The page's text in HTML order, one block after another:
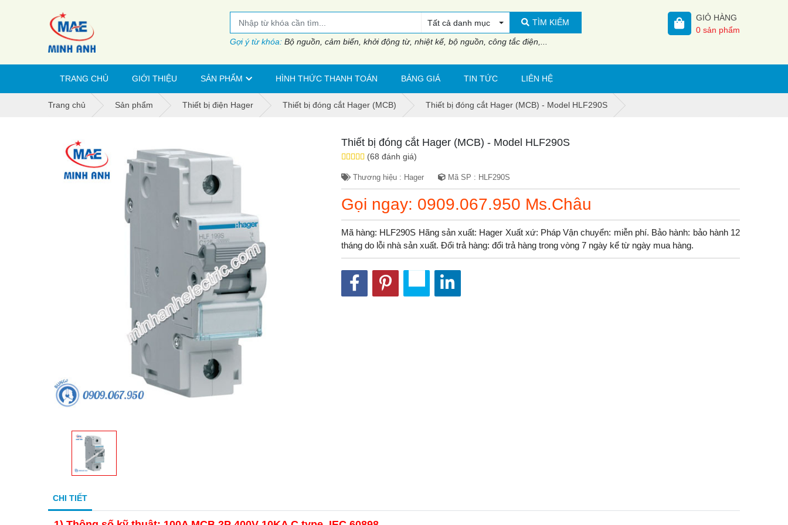
Tất cả danh mục TÌM KIẾM
Gợi ý từ khóa: Bộ nguồn, cảm biến, khởi động từ, nhiệt kế, bộ nguồn, công tắc điện,...
GIỎ HÀNG
0 sản phẩm
TRANG CHỦ GIỚI THIỆU SẢN PHẨM HÌNH THỨC THANH TOÁN BẢNG GIÁ TIN TỨC LIÊN HỆ
Trang chủ Sản phẩm Thiết bị điện Hager Thiết bị đóng cắt Hager (MCB) Thiết bị đóng cắt Hager (MCB) - Model HLF290S
Thiết bị đóng cắt Hager (MCB) - Model HLF290S
(68 đánh giá)
Thương hiệu : Hager Mã SP : HLF290S
Gọi ngay: 0909.067.950 Ms.Châu
Mã hàng: HLF290S Hãng sản xuất: Hager Xuất xứ: Pháp Vận chuyển: miễn phí. Bảo hành: bảo hành 12
tháng do lỗi nhà sản xuất. Đổi trả hàng: đổi trả hàng trong vòng 7 ngày kể từ ngày mua hàng.
CHI TIẾT